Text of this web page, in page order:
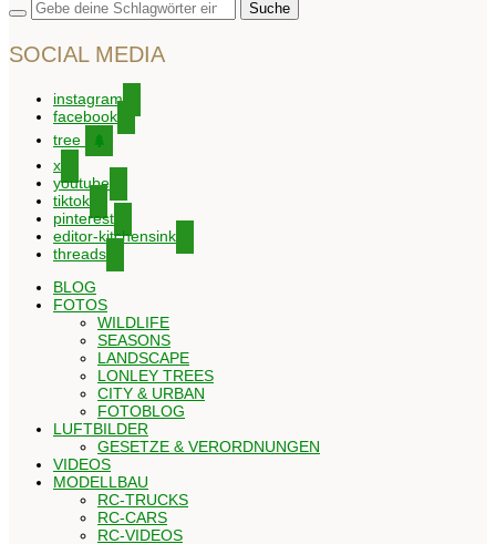
SOCIAL MEDIA
instagram
facebook
tree
x
youtube
tiktok
pinterest
editor-kitchensink
threads
BLOG
FOTOS
WILDLIFE
SEASONS
LANDSCAPE
LONLEY TREES
CITY & URBAN
FOTOBLOG
LUFTBILDER
GESETZE & VERORDNUNGEN
VIDEOS
MODELLBAU
RC-TRUCKS
RC-CARS
RC-VIDEOS